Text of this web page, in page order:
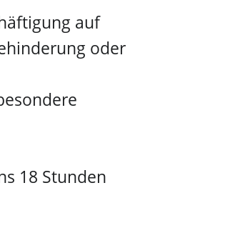
auf
oder
18 Stunden